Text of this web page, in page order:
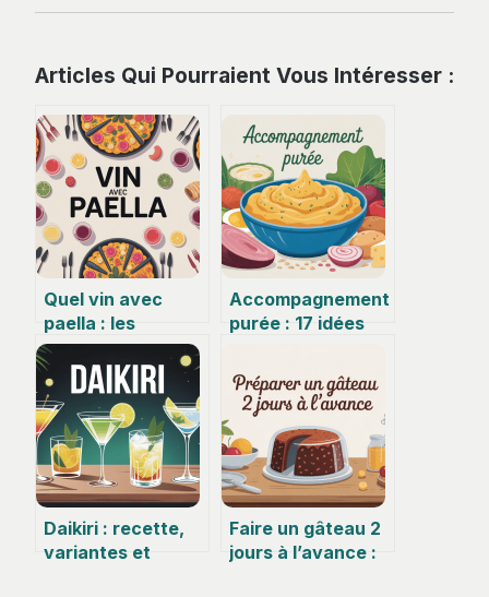
Articles Qui Pourraient Vous Intéresser :
Quel vin avec
paella : les
meilleurs accords
pour sublimer
votre repas
Accompagnement
purée : 17 idées
vraiment
savoureuses
Daikiri : recette,
variantes et
Faire un gâteau 2
jours à l’avance :